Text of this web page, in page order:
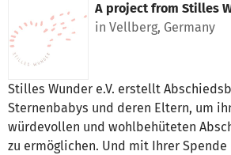
A project from Stilles
in Vellberg, Germany
Stilles Wunder e.V. erstellt
Sternenbabys und deren Eltern, um
würdevollen und wohlbehüteten
zu ermöglichen. Und mit Ihrer Spende